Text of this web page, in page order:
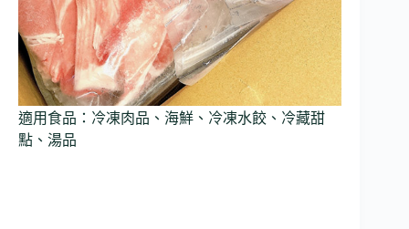
適用食品：冷凍肉品、海鮮、冷凍水餃、冷藏甜
點、湯品